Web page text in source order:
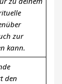
zur
kann.
den